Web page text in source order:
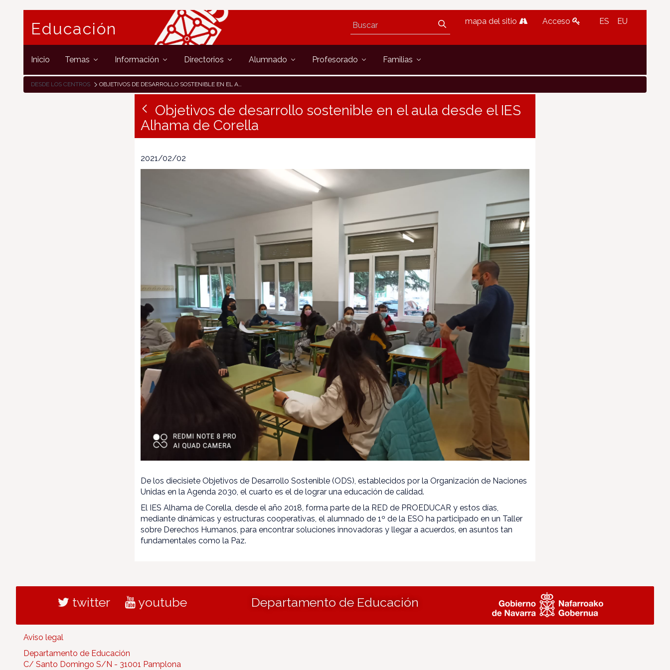
Educación mapa del sitio Acceso ES EU
Inicio Temas Información Directorios Alumnado Profesorado Familias
DESDE LOS CENTROS OBJETIVOS DE DESARROLLO SOSTENIBLE EN EL AULA DESDE EL IES ALHAMA DE CORELLA
Objetivos de desarrollo sostenible en el aula desde el IES
Alhama de Corella
2021/02/02
De los diecisiete Objetivos de Desarrollo Sostenible (ODS), establecidos por la Organización de Naciones
Unidas en la Agenda 2030, el cuarto es el de lograr una educación de calidad.
El IES Alhama de Corella, desde el año 2018, forma parte de la RED de PROEDUCAR y estos días,
mediante dinámicas y estructuras cooperativas, el alumnado de 1º de la ESO ha participado en un Taller
sobre Derechos Humanos, para encontrar soluciones innovadoras y llegar a acuerdos, en asuntos tan
fundamentales como la Paz.
twitter youtube Departamento de Educación
Aviso legal
Departamento de Educación
C/ Santo Domingo S/N - 31001 Pamplona